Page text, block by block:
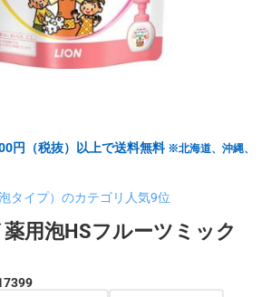
円（税抜）以上で送料無料 ※北海道、沖縄、
タイプ）のカテゴリ人気9位
用泡HSフルーツミック